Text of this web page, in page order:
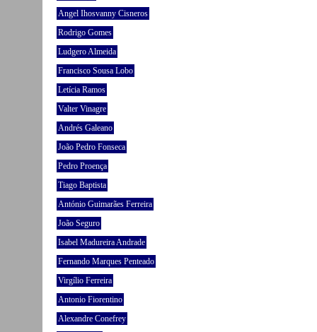
Angel Ihosvanny Cisneros
Rodrigo Gomes
Ludgero Almeida
Francisco Sousa Lobo
Letícia Ramos
Valter Vinagre
Andrés Galeano
João Pedro Fonseca
Pedro Proença
Tiago Baptista
António Guimarães Ferreira
João Seguro
Isabel Madureira Andrade
Fernando Marques Penteado
Virgílio Ferreira
Antonio Fiorentino
Alexandre Conefrey